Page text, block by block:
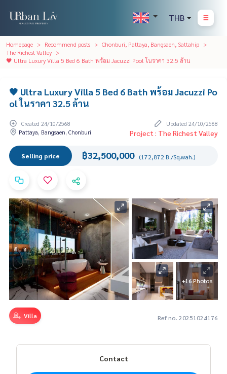
THB
Homepage Recommend posts
Chonburi, Pattaya, Bangsaen, Sattahip
The Richest Valley
🖤 Ultra Luxury Villa 5 Bed 6 Bath พร้อม Jacuzzi Pool ในราคา 32.5 ล้าน
🖤 Ultra Luxury Villa 5 Bed 6 Bath พร้อม Jacuzzi Po
ol ในราคา 32.5 ล้าน
Created 24/10/2568
Updated 24/10/2568
Pattaya, Bangsaen, Chonburi
Project : The Richest Valley
Selling price ฿32,500,000 (172,872 B./Sq.wah.)
+16 Photos
Villa Ref no. 20251024176
Contact